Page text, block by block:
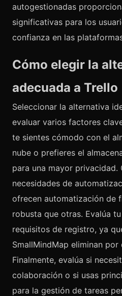
autogestionadas
significativas para los
confianza en las
Cómo elegir la
adecuada a Trello
Seleccionar la alternativa
evaluar varios factores
te sientes cómodo con el
nube o prefieres el
para una mayor privacidad.
necesidades de
ofrecen automatización de
robusta que otras. Evalúa
requisitos de registro, ya
SmallMindMap eliminan
Finalmente, evalúa si
colaboración o si usas
para la gestión de tareas